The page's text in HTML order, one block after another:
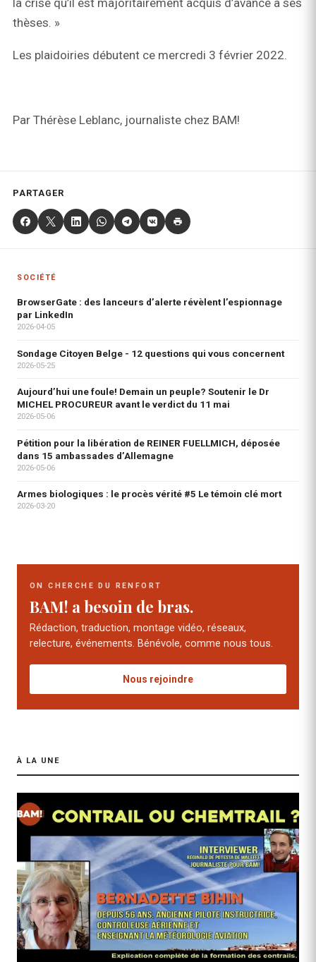
la crise qu’il est majoritairement acquis d’avance à ses
thèses. »
Les plaidoiries débutent ce mercredi 3 février 2022.
Par Thérèse Leblanc, journaliste chez BAM!
PARTAGER
SOCIÉTÉ
BrowserGate : des lanceurs d’alerte révèlent l’espionnage
par LinkedIn
2026-04-05
Sondage Citoyen Belge - 12 questions qui vous concernent
2026-05-25
Aujourd’hui une foule! Demain un peuple? Soutenir le Dr
MICHEL PROCUREUR avant le verdict du 11 mai
2026-05-06
Pétition pour la libération de REINER FUELLMICH, déposée
dans 15 ambassades d’Allemagne
2026-05-06
Armes biologiques : le procès vérité #5 Le témoin clé mort
2026-03-20
ON CHERCHE DU RENFORT
BAM! a besoin de bras.
Rédaction, traduction, montage vidéo, réseaux,
relecture, événements. Bénévole, comme nous tous.
Nous rejoindre
À LA UNE